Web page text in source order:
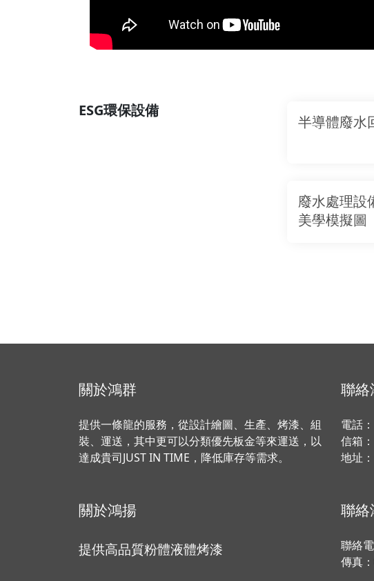
半導體廢水
廢水處理設
美學模擬圖
ESG環保設備
關於鴻群
提供一條龍的服務，從設計繪圖、生產、烤漆、組
裝、運送，其中更可以分類優先板金等來運送，以
達成貴司JUST IN TIME，降低庫存等需求。
關於鴻揚
提供高品質粉體液體烤漆
聯絡
電話：
信箱：
地址：
聯絡
聯絡電
傳真